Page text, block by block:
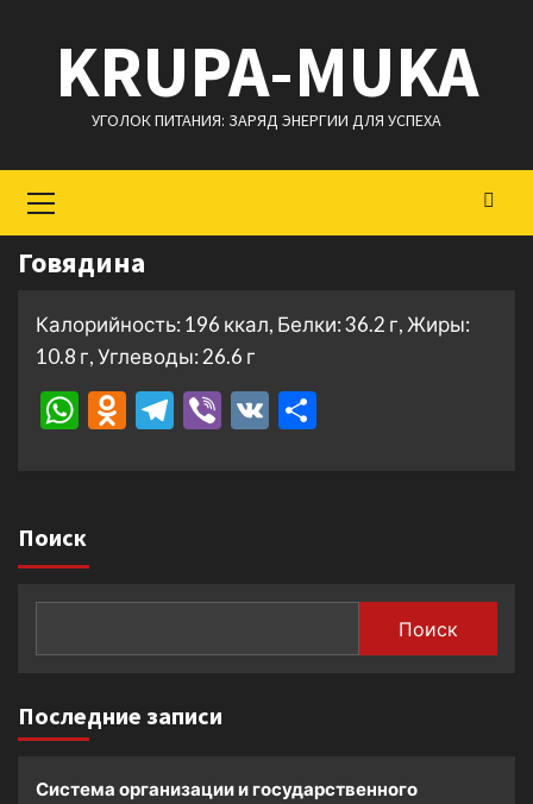
содержимому
KRUPA-MUKA
УГОЛОК ПИТАНИЯ: ЗАРЯД ЭНЕРГИИ ДЛЯ УСПЕХА
меню
Говядина
Калорийность: 196 ккал, Белки: 36.2 г, Жиры:
10.8 г, Углеводы: 26.6 г
WhatsApp
Odnoklassniki
Telegram
Viber
VK
Поиск
Поиск
Последние записи
Система организации и государственного